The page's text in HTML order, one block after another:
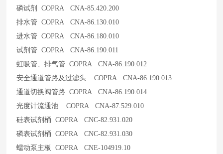
磷试剂 COPRA CNA-85.420.200
排水管 COPRA CNA-86.130.010
进水管 COPRA CNA-86.180.010
试剂管 COPRA CNA-86.190.011
虹吸管、排气管 COPRA CNA-86.190.012
安全通道管路及过滤头 COPRA CNA-86.190.013
通道切换阀管路 COPRA CNA-86.190.014
光度计流通池 COPRA CNA-87.529.010
硅表试剂桶 COPRA CNC-82.931.020
磷表试剂桶 COPRA CNC-82.931.030
蠕动泵主板 COPRA CNE-104919.10